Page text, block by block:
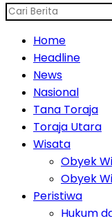
Home
Headline
News
Nasional
Tana Toraja
Toraja Utara
Wisata
Obyek
Obyek
Peristiwa
Hukum